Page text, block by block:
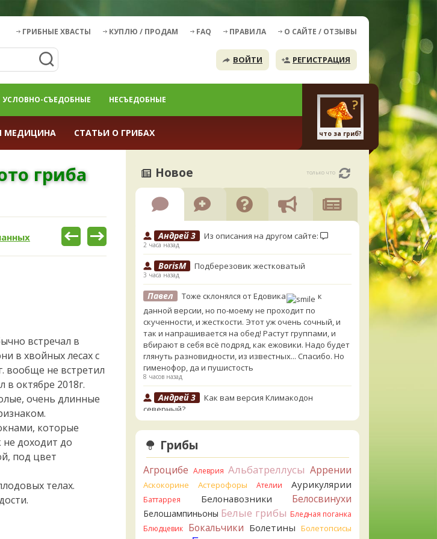
ГРИБНЫЕ ХВАСТЫ КУПЛЮ / ПРОДАМ FAQ ПРАВИЛА О САЙТЕ / ОТЗЫВЫ
ВОЙТИ РЕГИСТРАЦИЯ
УСЛОВНО-СЪЕДОБНЫЕ НЕСЪЕДОБНЫЕ
МЕДИЦИНА СТАТЬИ О ГРИБАХ что за гриб?
гриба
встречал в
в хвойных лесах с
вообще не встретил
в октябре 2018г.
очень длинные
которые
доходит до
под цвет
телах.
Новое только что
Андрей 3 Из описания на другом сайте:
2 часа назад
BorisM Подберезовик жестковатый
3 часа назад
Павел Тоже склонялся от Едовика
к
данной версии, но по-моему не проходит по
скученности, и жесткости. Этот уж очень сочный, и
так и напрашивается на обед! Растут группами, и
вбирают в себя всё подряд, как ежовики. Надо будет
глянуть разновидности, из известных... Спасибо. Но
гименофор, да и пушистость
8 часов назад
Андрей 3
Как вам версия Климакодон
северный?
Андрей 3
11 часов назад
Verona
С гименофором вы бы сделали более
информативные фото. То, что есть сейчас, вызывает
вопросы.
11 часов назад
Может и постия, только совсем не горькая,
и с берёзы, и гименофор шипчатый; или что-то
Грибы
Агроцибе Алеврия Альбатреллусы Аррении
Аскокорине Астерофоры Ателии Аурикулярии
Баттаррея Белонавозники Белосвинухи
Белошампиньоны Белые грибы Бледная поганка
Блюдцевик
Бокальчики Болетины Болетопсисы